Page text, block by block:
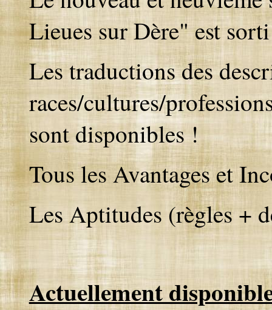
Lieues sur Dère" est
Les traductions des
races/cultures/
sont disponibles !
Tous les Avantages et
Les Aptitudes (règles +
Actuellement